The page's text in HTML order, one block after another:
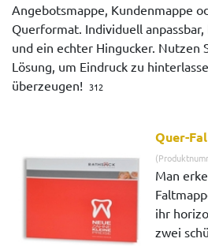
Angebotsmappe, Kundenmappe
Querformat. Individuell
und ein echter Hingucker. Nutzen
Lösung, um Eindruck zu
überzeugen! 312
Quer-
Man
ihr
zwei